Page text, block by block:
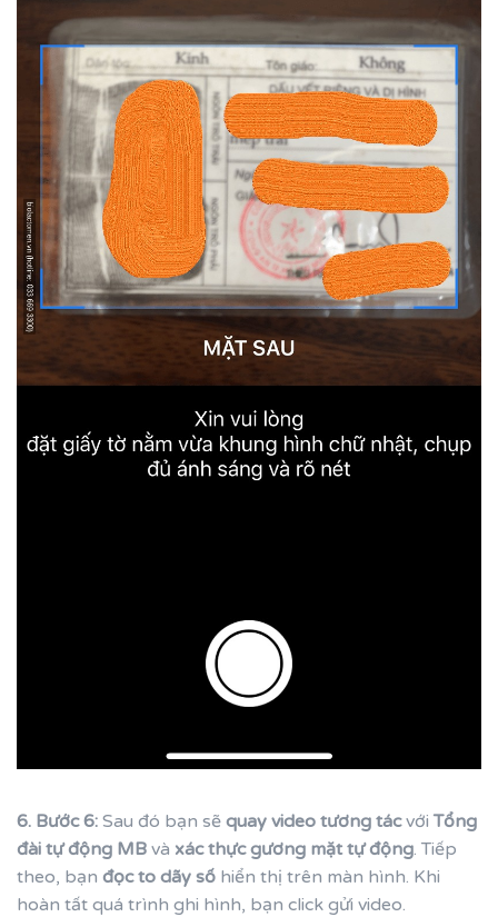
6. Bước 6: Sau đó bạn sẽ quay video tương tácvới Tổng
đài tự động MB và xác thực gương mặt tự động. Tiếp
theo, bạn đọc to dãy số hiển thị trên màn hình. Khi
hoàn tất quá trình ghi hình, bạn click gửi video.